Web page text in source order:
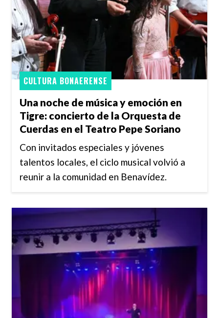
Una noche de música y emoción en
Tigre: concierto de la Orquesta de
Cuerdas en el Teatro Pepe Soriano
CULTURA BONAERENSE
Con invitados especiales y jóvenes
talentos locales, el ciclo musical volvió a
reunir a la comunidad en Benavídez.